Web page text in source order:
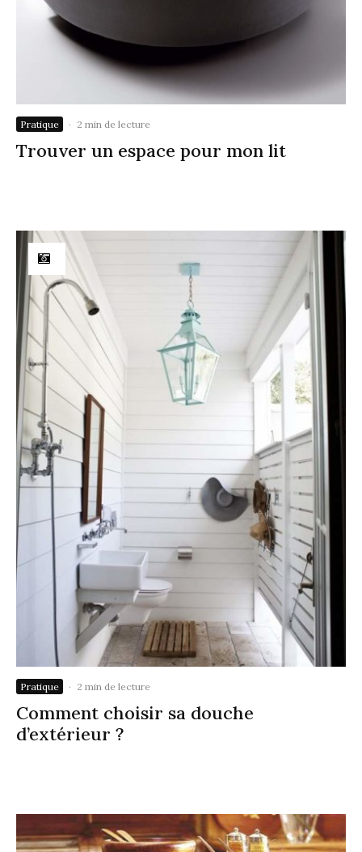
Pratique · 2 min de lecture
Trouver un espace pour mon lit
Pratique · 2 min de lecture
Comment choisir sa douche
d’extérieur ?